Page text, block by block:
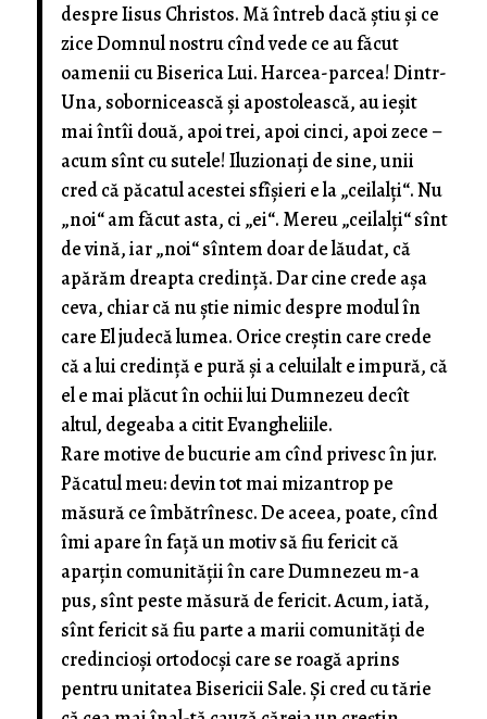
despre Iisus Christos. Mă întreb dacă știu și ce
zice Domnul nostru cînd vede ce au făcut
oamenii cu Biserica Lui. Harcea-parcea! Dintr-
Una, sobornicească și apostolească, au ieșit
mai întîi două, apoi trei, apoi cinci, apoi zece –
acum sînt cu sutele! Iluzionați de sine, unii
cred că păcatul acestei sfîșieri e la „ceilalți“. Nu
„noi“ am făcut asta, ci „ei“. Mereu „ceilalți“ sînt
de vină, iar „noi“ sîntem doar de lăudat, că
apărăm dreapta credință. Dar cine crede așa
ceva, chiar că nu știe nimic despre modul în
care El judecă lumea. Orice creștin care crede
că a lui credință e pură și a celuilalt e impură, că
el e mai plăcut în ochii lui Dumnezeu decît
altul, degeaba a citit Evangheliile.
Rare motive de bucurie am cînd privesc în jur.
Păcatul meu: devin tot mai mizantrop pe
măsură ce îmbătrînesc. De aceea, poate, cînd
îmi apare în față un motiv să fiu fericit că
aparțin comunității în care Dumnezeu m-a
pus, sînt peste măsură de fericit. Acum, iată,
sînt fericit să fiu parte a marii comunități de
credincioși ortodocși care se roagă aprins
pentru unitatea Bisericii Sale. Și cred cu tărie